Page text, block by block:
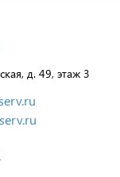
д. 49, этаж 3